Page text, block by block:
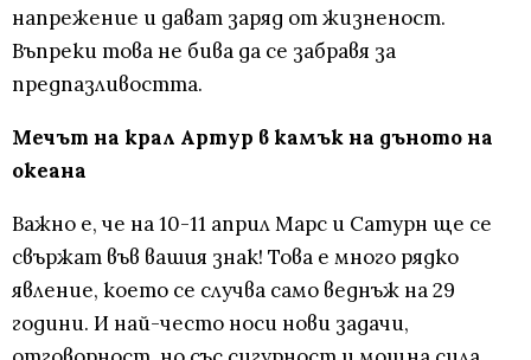
напрежение и дават заряд от жизненост.
Въпреки това не бива да се забравя за
предпазливостта.
Мечът на крал Артур в камък на дъното на
океана
Важно е, че на 10-11 април Марс и Сатурн ще се
свържат във вашия знак! Това е много рядко
явление, което се случва само веднъж на 29
години. И най-често носи нови задачи,